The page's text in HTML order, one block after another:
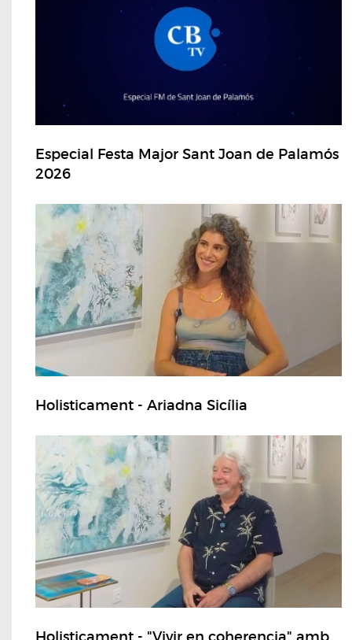
Especial Festa Major Sant Joan de Palamós
2026
Holisticament - Ariadna Sicília